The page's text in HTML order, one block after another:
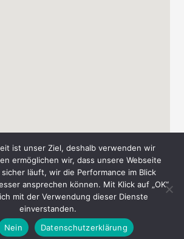
Messe-Süd A. & T. Schmid GbR
Impressum Kontakt
ist unser Ziel, deshalb verwenden wir
ermöglichen wir, dass unsere Webseite
läuft, wir die Performance im Blick
ansprechen können. Mit Klick auf „OK“
mit der Verwendung dieser Dienste
einverstanden.
Nein Datenschutzerklärung